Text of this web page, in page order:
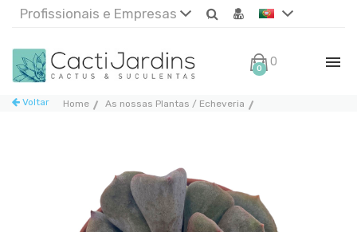
Profissionais e Empresas
0 0€
Home As nossas Plantas / Echeveria
Voltar